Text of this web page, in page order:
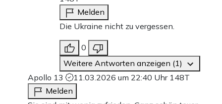
Melden
Die Ukraine nicht zu vergessen.
0
Weitere Antworten anzeigen (1)
Apollo 13
11.03.2026 um 22:40 Uhr 148T
Melden